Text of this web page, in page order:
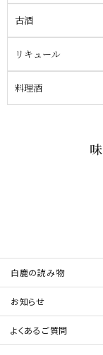
古酒
リキュール
料理酒
白鹿の読み物
お知らせ
よくあるご質問